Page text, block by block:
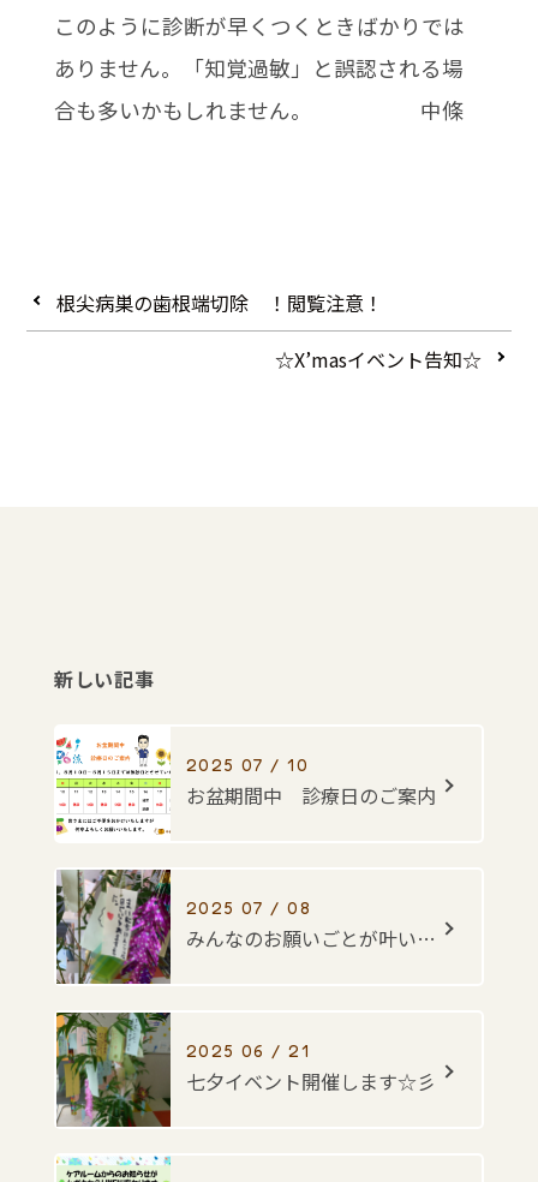
このように診断が早くつくときばかりでは
ありません。「知覚過敏」と誤認される場
合も多いかもしれません。 中條
根尖病巣の歯根端切除 ！閲覧注意！
☆X’masイベント告知☆
新しい記事
2025 07 / 10
お盆期間中 診療日のご案内
2025 07 / 08
みんなのお願いごとが叶いますように・・・☆彡
2025 06 / 21
七夕イベント開催します☆彡